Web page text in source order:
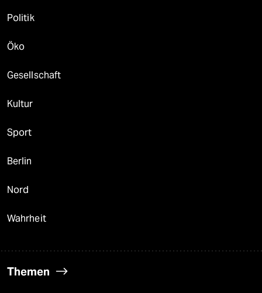
Politik
Öko
Gesellschaft
Kultur
Sport
Berlin
Nord
Wahrheit
Themen